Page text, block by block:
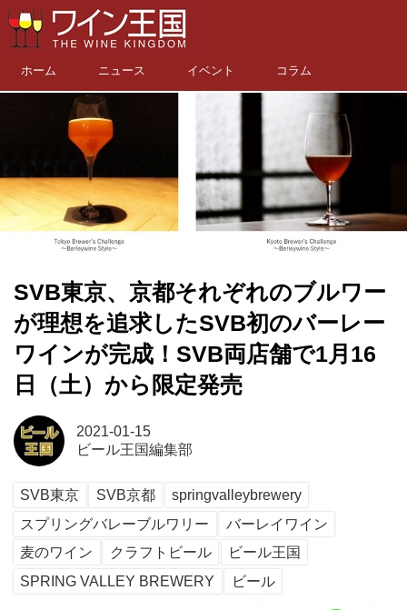
ホーム ニュース イベント コラム
SVB東京、京都それぞれのブルワー
が理想を追求したSVB初のバーレー
ワインが完成！SVB両店舗で1月16
日（土）から限定発売
2021-01-15
ビール王国編集部
SVB東京 SVB京都
springvalleybrewery
スプリングバレーブルワリー
バーレイワイン
麦のワイン
クラフトビール
ビール王国
SPRING VALLEY BREWERY
ビール